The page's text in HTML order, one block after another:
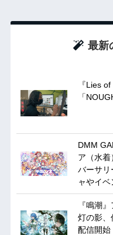
最新
『Lies
「
DMM
ア（水着
バーサリ
ャやイベ
『鳴潮
灯の影、
配信開始